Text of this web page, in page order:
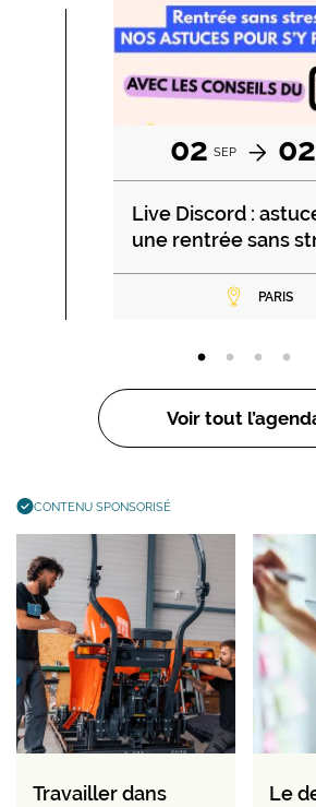
02 SEP 02
Live Discord :
une rentrée sans
PARIS
Voir tout
CONTENU SPONSORISÉ
Travailler dans
Le